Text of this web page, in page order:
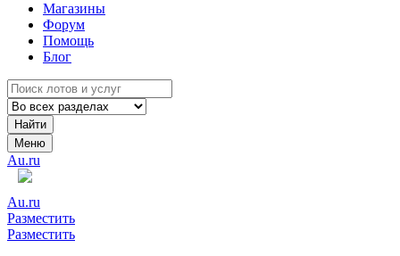
Магазины
Форум
Помощь
Блог
Найти
Меню
Au.ru
Au.ru
Разместить
Разместить